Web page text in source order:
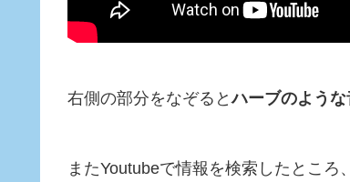
右側の部分をなぞるとハーブのような
またYoutubeで情報を検索したとこ